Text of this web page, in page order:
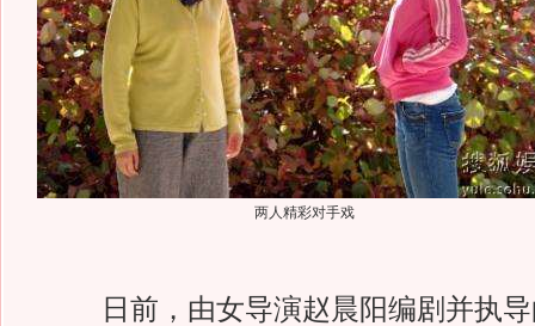
两人精彩对手戏
日前，由女导演赵晨阳编剧并执导